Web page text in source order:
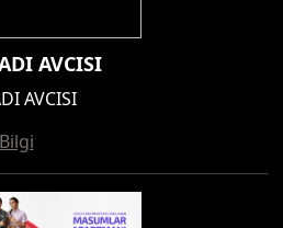
AVCISI
AVCISI